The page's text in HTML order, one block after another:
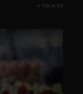
קרא עוד »